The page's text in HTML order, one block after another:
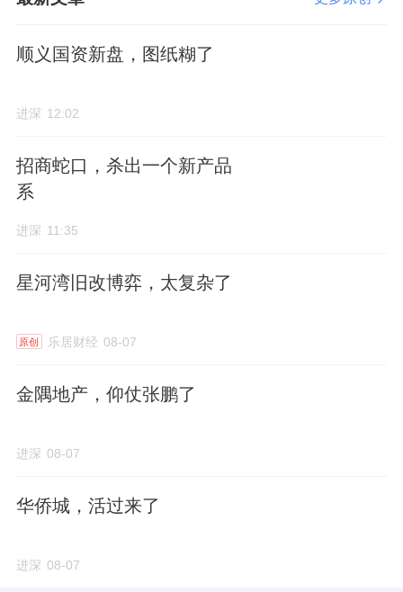
顺义国资新盘，图纸糊了
进深 12:02
招商蛇口，杀出一个新产品
系
进深 11:35
星河湾旧改博弈，太复杂了
原创 乐居财经 08-07
金隅地产，仰仗张鹏了
进深 08-07
华侨城，活过来了
进深 08-07